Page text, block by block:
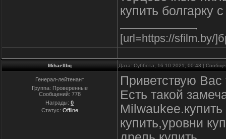
купить болгарку
[url=https://sfilm.by/
Mihaellbq Дата: Суббота, 16.10.2021, 00:43 |
Генерал-лейтенант
Группа: Проверенные
Сообщений: 778
Награды: 0
Статус: Offline
Приветствую
Есть такой
купить,уровни